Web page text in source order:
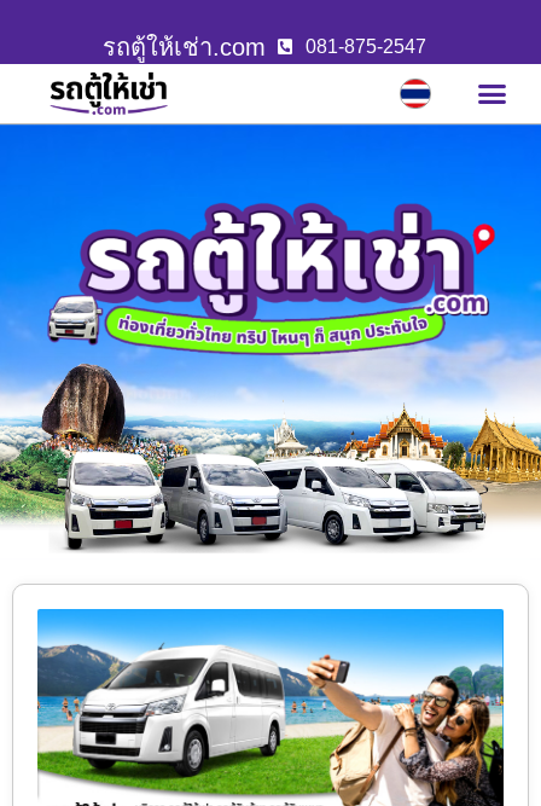
รถตู้ให้เช่า.com 081-875-2547